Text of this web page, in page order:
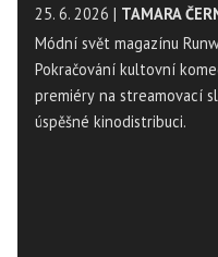
25. 6. 2026 | TAMARA
Módní svět magazínu
Pokračování kultovní
premiéry na streamovací
úspěšné kinodistribuci.